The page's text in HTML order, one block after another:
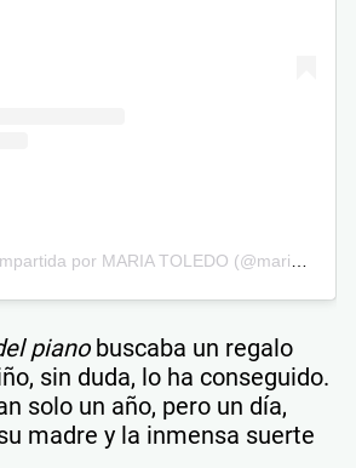
pianobuscaba un regalo
sin duda, lo ha conseguido.
solo un año, pero un día,
madre y la inmensa suerte